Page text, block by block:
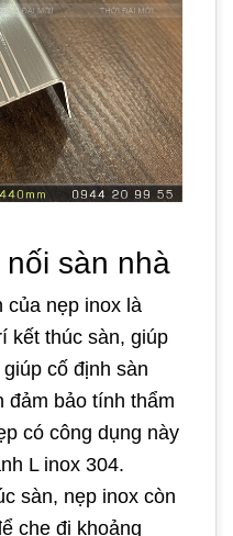
sàn nhà
của nẹp inox là
kết thúc sàn, giúp
cố định sàn
đảm bảo tính thẩm
có công dụng này
L inox 304.
sàn, nẹp inox còn
che đi khoảng